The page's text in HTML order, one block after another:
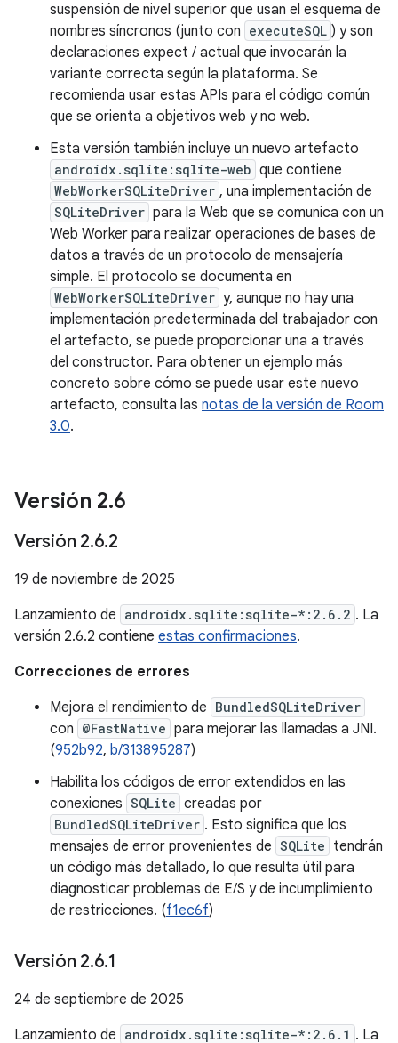
suspensión de nivel superior que usan el esquema de
nombres síncronos (junto con executeSQL ) y son
declaraciones expect / actual que invocarán la
variante correcta según la plataforma. Se
recomienda usar estas APIs para el código común
que se orienta a objetivos web y no web.
Esta versión también incluye un nuevo artefacto
androidx.sqlite:sqlite-web que contiene
WebWorkerSQLiteDriver , una implementación de
SQLiteDriver para la Web que se comunica con un
Web Worker para realizar operaciones de bases de
datos a través de un protocolo de mensajería
simple. El protocolo se documenta en
WebWorkerSQLiteDriver y, aunque no hay una
implementación predeterminada del trabajador con
el artefacto, se puede proporcionar una a través
del constructor. Para obtener un ejemplo más
concreto sobre cómo se puede usar este nuevo
artefacto, consulta las notas de la versión de Room
3.0.
Versión 2.6
Versión 2.6.2
19 de noviembre de 2025
Lanzamiento de androidx.sqlite:sqlite-*:2.6.2 . La
versión 2.6.2 contiene estas confirmaciones.
Correcciones de errores
Mejora el rendimiento de BundledSQLiteDriver
con @FastNative para mejorar las llamadas a JNI.
(952b92, b/313895287)
Habilita los códigos de error extendidos en las
conexiones SQLite creadas por
BundledSQLiteDriver . Esto significa que los
mensajes de error provenientes de SQLite tendrán
un código más detallado, lo que resulta útil para
diagnosticar problemas de E/S y de incumplimiento
de restricciones. (f1ec6f)
Versión 2.6.1
24 de septiembre de 2025
Lanzamiento de androidx.sqlite:sqlite-*:2.6.1 . La